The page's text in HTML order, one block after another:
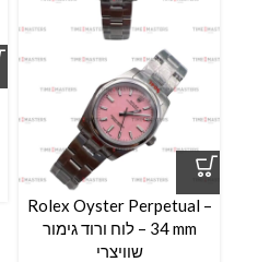
Rolex Oyster Perpetual –
34 mm – לוח ורוד גימור
שוויצרי